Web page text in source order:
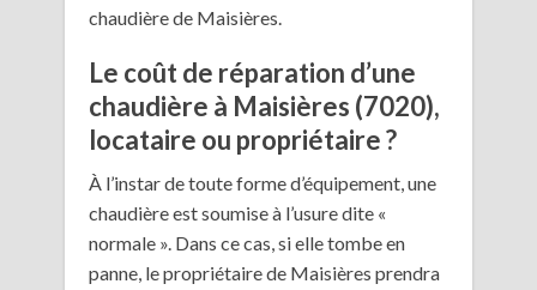
chaudière de Maisières.
Le coût de réparation d’une
chaudière à Maisières (7020),
locataire ou propriétaire ?
À l’instar de toute forme d’équipement, une
chaudière est soumise à l’usure dite «
normale ». Dans ce cas, si elle tombe en
panne, le propriétaire de Maisières prendra